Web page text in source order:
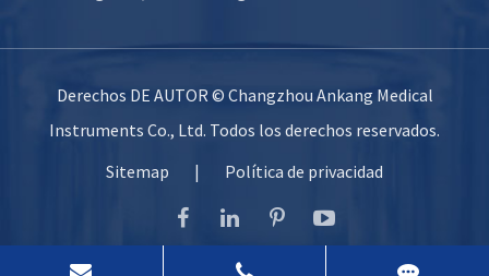
Derechos DE AUTOR © Changzhou Ankang Medical
Instruments Co., Ltd. Todos los derechos reservados.
Sitemap
| Política de privacidad